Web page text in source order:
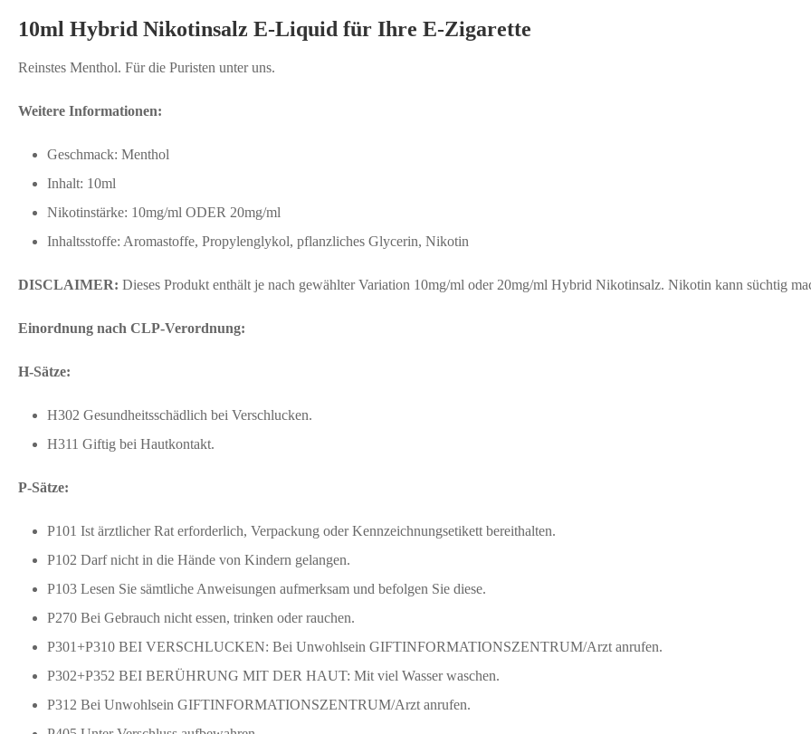
10ml Hybrid Nikotinsalz E-Liquid für Ihre E-Zigarette
Reinstes Menthol. Für die Puristen unter uns.
Weitere Informationen:
Geschmack: Menthol
Inhalt: 10ml
Nikotinstärke: 10mg/ml ODER 20mg/ml
Inhaltsstoffe: Aromastoffe, Propylenglykol, pflanzliches Glycerin, Nikotin
DISCLAIMER: Dieses Produkt enthält je nach gewählter Variation 10mg/ml oder 20mg/ml Hybrid Nikotinsalz. Nikotin kann süchtig
Einordnung nach CLP-Verordnung:
H-Sätze:
H302 Gesundheitsschädlich bei Verschlucken.
H311 Giftig bei Hautkontakt.
P-Sätze:
P101 Ist ärztlicher Rat erforderlich, Verpackung oder Kennzeichnungsetikett bereithalten.
P102 Darf nicht in die Hände von Kindern gelangen.
P103 Lesen Sie sämtliche Anweisungen aufmerksam und befolgen Sie diese.
P270 Bei Gebrauch nicht essen, trinken oder rauchen.
P301+P310 BEI VERSCHLUCKEN: Bei Unwohlsein GIFTINFORMATIONSZENTRUM/Arzt anrufen.
P302+P352 BEI BERÜHRUNG MIT DER HAUT: Mit viel Wasser waschen.
P312 Bei Unwohlsein GIFTINFORMATIONSZENTRUM/Arzt anrufen.